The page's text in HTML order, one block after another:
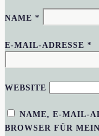
NAME*
E-MAIL-ADRESSE*
WEBSITE
NAME, E-MAIL-
BROWSER FÜR